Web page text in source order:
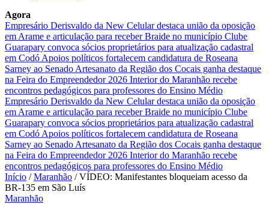
Agora
Empresário Derisvaldo da New Celular destaca união da oposição
em Arame e articulação para receber Braide no município Clube
Guarapary convoca sócios proprietários para atualização cadastral
em Codó Apoios políticos fortalecem candidatura de Roseana
Sarney ao Senado Artesanato da Região dos Cocais ganha destaque
na Feira do Empreendedor 2026 Interior do Maranhão recebe
encontros pedagógicos para professores do Ensino Médio
Empresário Derisvaldo da New Celular destaca união da oposição
em Arame e articulação para receber Braide no município Clube
Guarapary convoca sócios proprietários para atualização cadastral
em Codó Apoios políticos fortalecem candidatura de Roseana
Sarney ao Senado Artesanato da Região dos Cocais ganha destaque
na Feira do Empreendedor 2026 Interior do Maranhão recebe
encontros pedagógicos para professores do Ensino Médio
Início / Maranhão / VÍDEO: Manifestantes bloqueiam acesso da
BR-135 em São Luís
Maranhão